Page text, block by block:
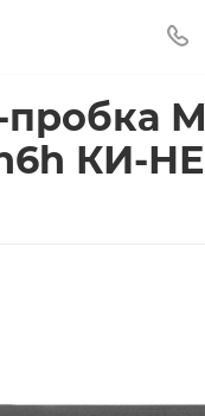
М
КИ-НЕ